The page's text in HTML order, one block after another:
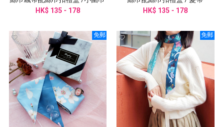
/ 領巾 / 長絲巾/髮帶
HK$ 135 - 178
HK$ 135 - 178
免郵 免郵